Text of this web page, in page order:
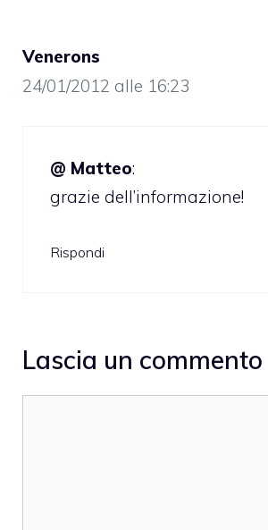
Venerons
24/01/2012 alle 16:23
@ Matteo:
grazie dell’informazione!
Rispondi
Lascia un commento